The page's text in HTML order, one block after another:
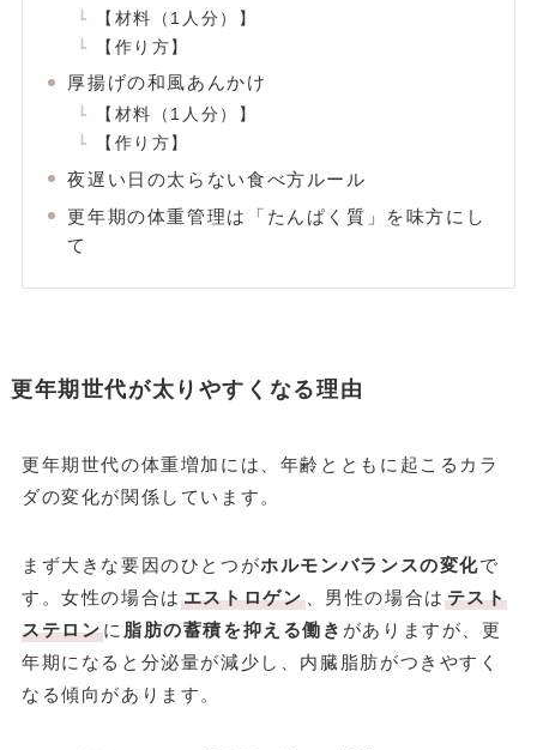
【材料（1人分）】
【作り方】
厚揚げの和風あんかけ
【材料（1人分）】
【作り方】
夜遅い日の太らない食べ方ルール
更年期の体重管理は「たんぱく質」を味方にし
て
更年期世代が太りやすくなる理由
更年期世代の体重増加には、年齢とともに起こるカラ
ダの変化が関係しています。
まず大きな要因のひとつがホルモンバランスの変化で
す。女性の場合は エストロゲン、男性の場合は テスト
ステロンに 脂肪の蓄積を抑える働き がありますが、更
年期になると分泌量が減少し、内臓脂肪がつきやすく
なる傾向があります。